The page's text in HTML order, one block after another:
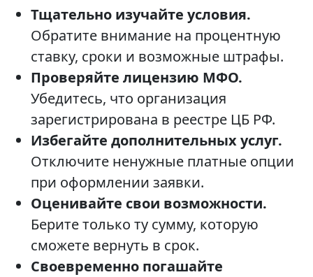
Тщательно изучайте условия.
Обратите внимание на процентную
ставку, сроки и возможные штрафы.
Проверяйте лицензию МФО.
Убедитесь, что организация
зарегистрирована в реестре ЦБ РФ.
Избегайте дополнительных услуг.
Отключите ненужные платные опции
при оформлении заявки.
Оценивайте свои возможности.
Берите только ту сумму, которую
сможете вернуть в срок.
Своевременно погашайте